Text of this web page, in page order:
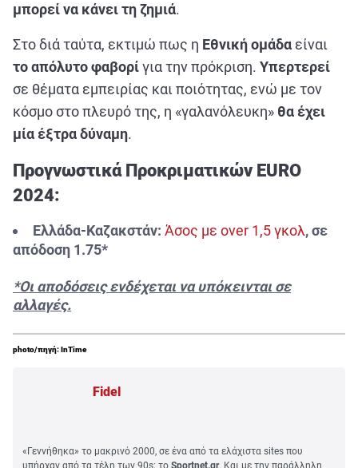
μπορεί να κάνει τη ζημιά.
Στο διά ταύτα, εκτιμώ πως η Εθνική ομάδα είναι
το απόλυτο φαβορίγια την πρόκριση. Υπερτερεί
σε θέματα εμπειρίας και ποιότητας, ενώ με τον
κόσμο στο πλευρό της, η «γαλανόλευκη» θα έχει
μία έξτρα δύναμη.
Προγνωστικά Προκριματικών EURO
2024:
Ελλάδα-Καζακστάν: Άσος με over 1,5 γκολ, σε
απόδοση 1.75*
*Οι αποδόσεις ενδέχεται να υπόκεινται σε
αλλαγές.
photo/πηγή: InTime
Fidel
«Γεννήθηκα» το μακρινό 2000, σε ένα από τα ελάχιστα sites που
υπήρχαν από τα τέλη των 90s: το Sportnet.gr. Και με την παράλληλη